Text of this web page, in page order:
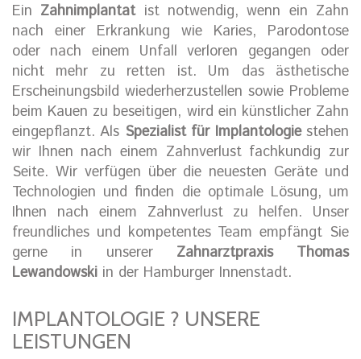
Ein Zahnimplantatist notwendig, wenn ein Zahn
nach einer Erkrankung wie Karies, Parodontose
oder nach einem Unfall verloren gegangen oder
nicht mehr zu retten ist. Um das ästhetische
Erscheinungsbild wiederherzustellen sowie Probleme
beim Kauen zu beseitigen, wird ein künstlicher Zahn
eingepflanzt. Als Spezialist für Implantologiestehen
wir Ihnen nach einem Zahnverlust fachkundig zur
Seite. Wir verfügen über die neuesten Geräte und
Technologien und finden die optimale Lösung, um
Ihnen nach einem Zahnverlust zu helfen. Unser
freundliches und kompetentes Team empfängt Sie
gerne in unserer Zahnarztpraxis Thomas
Lewandowski in der Hamburger Innenstadt.
IMPLANTOLOGIE ? UNSERE
LEISTUNGEN